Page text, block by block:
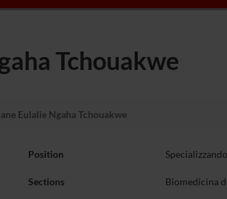
Tchouakwe
Eulalie Ngaha Tchouakwe
Position Specializzando
Sections Biomedicina